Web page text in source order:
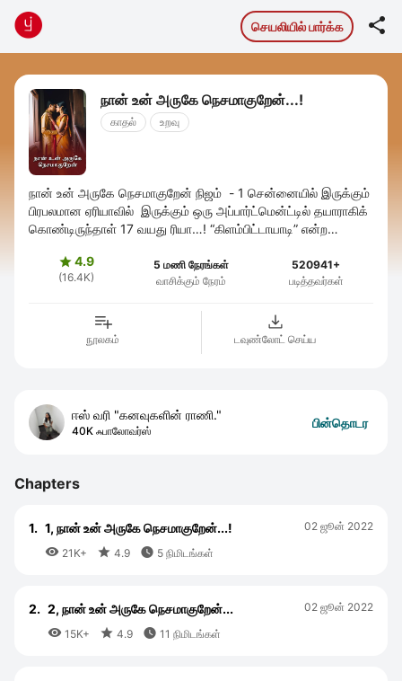
செயலியில் பார்க்க 
நான் உன் அருகே நெசமாகுறேன்...!
காதல் உறவு
நான் உன் அருகே நெசமாகுறேன் நிஜம் - 1 சென்னையில் இருக்கும்
பிரபலமான ஏரியாவில் இருக்கும் ஒரு அப்பார்ட்மென்ட்டில் தயாராகிக்
கொண்டிருந்தாள் 17 வயது ரியா…! “கிளம்பிட்டாயாடி” என்ற
4.9
(16.4K)
5 மணி நேரங்கள்
வாசிக்கும் நேரம்
520941+
படித்தவர்கள்
நூலகம் டவுண்லோட் செய்ய
ஈஸ் வரி "கனவுகளின் ராணி."
40K ஃபாலோவர்ஸ்
பின்தொடர
Chapters
1. 1, நான் உன் அருகே நெசமாகுறேன்...!
 21K+  4.9  5 நிமிடங்கள்
02 ஜூன் 2022
2. 2, நான் உன் அருகே நெசமாகுறேன்...
 15K+  4.9  11 நிமிடங்கள்
02 ஜூன் 2022